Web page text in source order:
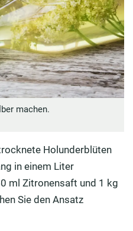
machen.
Holunderblüten
in einem Liter
ml Zitronensaft und 1 kg
Sie den Ansatz